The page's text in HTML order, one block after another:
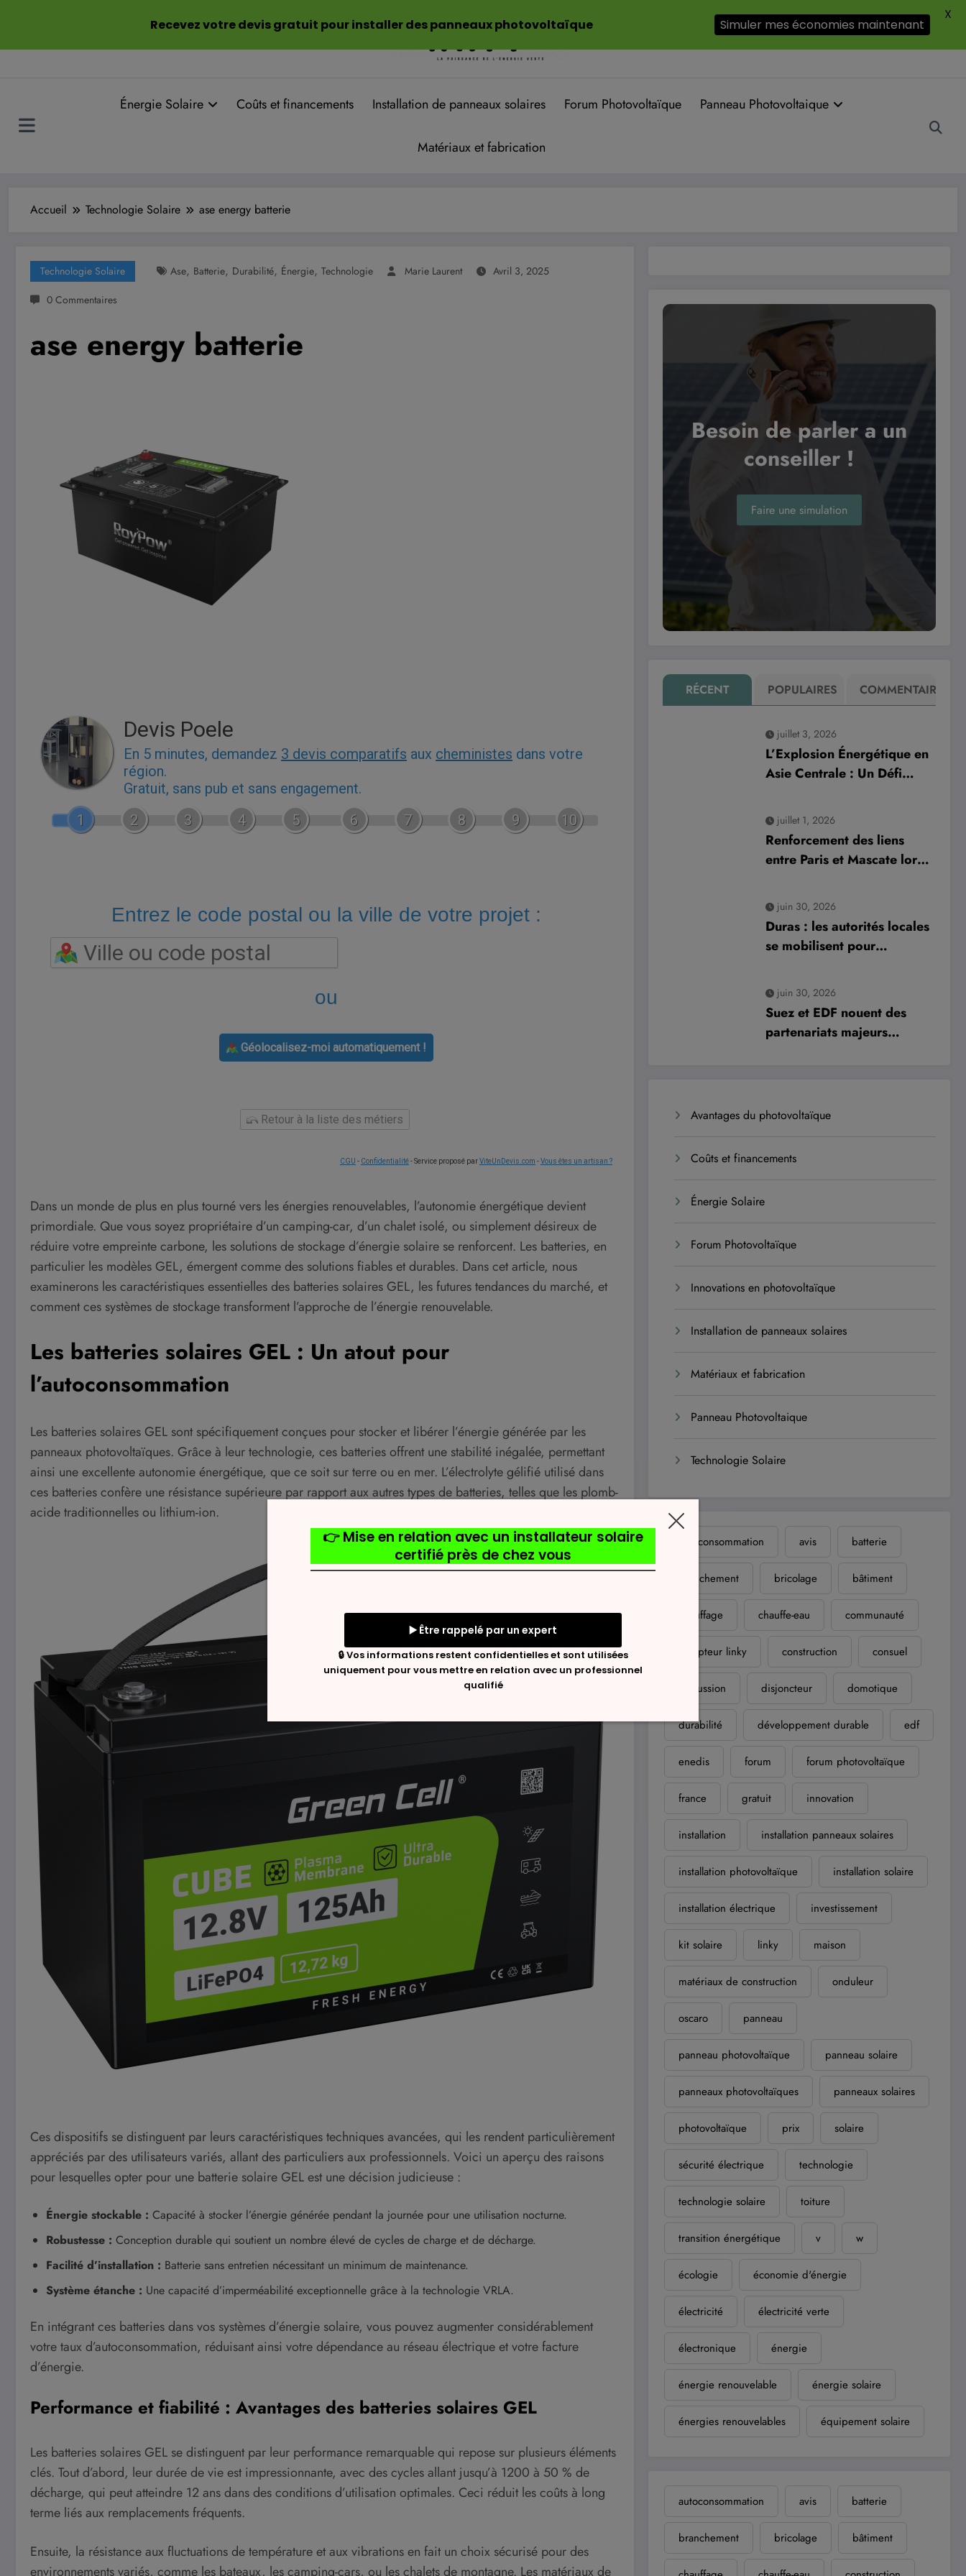
Énergie Solaire Coûts et financements Installation de panneaux solaires Forum Photovoltaïque Panneau Photovoltaique
Matériaux et fabrication
Accueil Technologie Solaire ase energy batterie
Technologie Solaire Ase, Batterie, Durabilité, Énergie, Technologie Marie Laurent
Avril 3, 2025
0 Commentaires
ase energy batterie
Devis Poele
En 5 minutes, demandez 3 devis comparatifs aux cheministes dans votre
région.
Gratuit, sans pub et sans engagement.
1
2 3 4 5 6 7 8 9 10
Entrez le code postal ou la ville de votre projet :
ou
Géolocalisez-moi automatiquement !
Retour à la liste des métiers
CGU - Confidentialité- Service proposé parViteUnDevis.com -Vous êtes un artisan ?
Dans un monde de plus en plus tourné vers les énergies renouvelables, l’autonomie énergétique devient
primordiale. Que vous soyez propriétaire d’un camping-car, d’un chalet isolé, ou simplement désireux de
réduire votre empreinte carbone, les solutions de stockage d’énergie solaire se renforcent. Les batteries, en
particulier les modèles GEL, émergent comme des solutions fiables et durables. Dans cet article, nous
examinerons les caractéristiques essentielles des batteries solaires GEL, les futures tendances du marché, et
comment ces systèmes de stockage transforment l’approche de l’énergie renouvelable.
Les batteries solaires GEL : Un atout pour
l’autoconsommation
Les batteries solaires GEL sont spécifiquement conçues pour stocker et libérer l’énergie générée par les
panneaux photovoltaïques. Grâce à leur technologie, ces batteries offrent une stabilité inégalée, permettant
ainsi une excellente autonomie énergétique, que ce soit sur terre ou en mer. L’électrolyte gélifié utilisé dans
ces batteries confère une résistance supérieure par rapport aux autres types de batteries, telles que les plomb-
acide traditionnelles ou lithium-ion.
Ces dispositifs se distinguent par leurs caractéristiques techniques avancées, qui les rendent particulièrement
appréciés par des utilisateurs variés, allant des particuliers aux professionnels. Voici un aperçu des raisons
pour lesquelles opter pour une batterie solaire GEL est une décision judicieuse :
Énergie stockable : Capacité à stocker l’énergie générée pendant la journée pour une utilisation nocturne.
Robustesse : Conception durable qui soutient un nombre élevé de cycles de charge et de décharge.
Facilité d’installation : Batterie sans entretien nécessitant un minimum de maintenance.
Système étanche : Une capacité d’imperméabilité exceptionnelle grâce à la technologie VRLA.
En intégrant ces batteries dans vos systèmes d’énergie solaire, vous pouvez augmenter considérablement
votre taux d’autoconsommation, réduisant ainsi votre dépendance au réseau électrique et votre facture
d’énergie.
Performance et fiabilité : Avantages des batteries solaires GEL
Les batteries solaires GEL se distinguent par leur performance remarquable qui repose sur plusieurs éléments
clés. Tout d’abord, leur durée de vie est impressionnante, avec des cycles allant jusqu’à 1200 à 50 % de
décharge, qui peut atteindre 12 ans dans des conditions d’utilisation optimales. Ceci réduit les coûts à long
terme liés aux remplacements fréquents.
Ensuite, la résistance aux fluctuations de température et aux vibrations en fait un choix sécurisé pour des
environnements variés, comme les bateaux, les camping-cars, ou les chalets de montagne. Les matériaux de
Besoin de parler a un
conseiller !
Faire une simulation
RÉCENT POPULAIRES COMMENTAIRE
juillet 3, 2026
L’Explosion Énergétique en
Asie Centrale : Un Défi
Investissements Globaux
juillet 1, 2026
Renforcement des liens
entre Paris et Mascate lors
sultan d’Oman
juin 30, 2026
Duras : les autorités locales
se mobilisent pour
risques et moderniser les
infrastructures
juin 30, 2026
Suez et EDF nouent des
partenariats majeurs
Avantages du photovoltaïque
Coûts et financements
Énergie Solaire
Forum Photovoltaïque
Innovations en photovoltaïque
Installation de panneaux solaires
Matériaux et fabrication
Panneau Photovoltaique
Technologie Solaire
autoconsommation avis batterie
branchement bricolage bâtiment
chauffage chauffe-eau communauté
compteur linky construction consuel
discussion disjoncteur domotique
durabilité développement durable edf
enedis forum forum photovoltaïque
france gratuit innovation
installation installation panneaux solaires
installation photovoltaïque installation solaire
installation électrique investissement
kit solaire linky maison
matériaux de construction onduleur
oscaro panneau
panneau photovoltaïque panneau solaire
panneaux photovoltaïques panneaux solaires
photovoltaïque prix solaire
sécurité électrique technologie
technologie solaire toiture
transition énergétique v w
écologie économie d'énergie
électricité électricité verte
électronique énergie
énergie renouvelable énergie solaire
énergies renouvelables équipement solaire
autoconsommation avis batterie
branchement bricolage bâtiment
Recevez votre devis gratuit pour installer des panneaux photovoltaïque Simuler mes économies maintenant
X